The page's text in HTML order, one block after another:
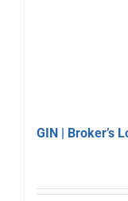
GIN | Broker’s